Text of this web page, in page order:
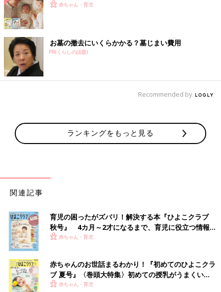
chi___kooooさんは、ダイソーの「フタ付収納ボックス」にレゴ
を収納しています。レゴはざっくりと色ごとに分けているのだと
無印良品のやわらかポリエチレンケースにレゴを収
赤ちゃん・育児
お墓の撤去にいくらかかる？墓じまい費用
PR(くらしの話題)
Recommended by
ランキングをもっと見る
関連記事
育児の困ったがズバリ！解決する本『ひよこクラブ
秋号』 4カ月～2才になるまで、育児に役立つ情報が
いっぱい！
赤ちゃん・育児
赤ちゃんのお世話まるわかり！『初めてのひよこクラ
ブ 夏号』〈巻頭大特集〉初めての授乳がうまくい
く！ おっぱい・ミルクの基本と夏のトラブル 解決テ
赤ちゃん・育児